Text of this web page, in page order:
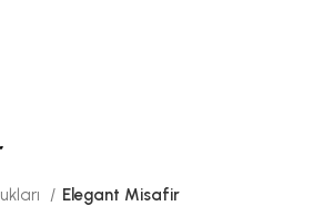
Elegant Misafir